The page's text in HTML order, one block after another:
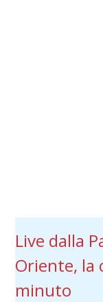
Live dalla
Oriente, la
minuto